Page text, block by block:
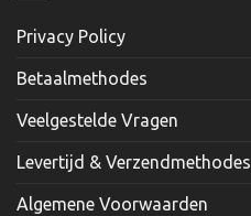
Privacy Policy
Betaalmethodes
Veelgestelde Vragen
Levertijd & Verzendmethodes
Algemene Voorwaarden